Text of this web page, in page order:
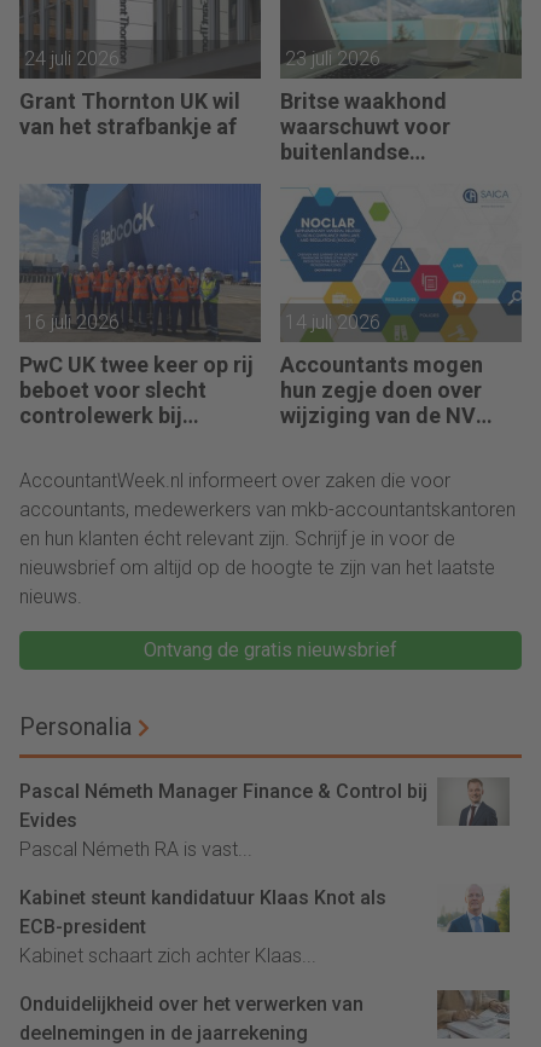
24 juli 2026
Grant Thornton UK wil
van het strafbankje af
23 juli 2026
Britse waakhond
waarschuwt voor
buitenlandse
kantoren
16 juli 2026
PwC UK twee keer op rij
beboet voor slecht
controlewerk bij
14 juli 2026
Accountants mogen
hun zegje doen over
wijziging van de NV
AccountantWeek.nl informeert over zaken die voor
accountants, medewerkers van mkb-accountantskantoren
en hun klanten écht relevant zijn. Schrijf je in voor de
nieuwsbrief om altijd op de hoogte te zijn van het laatste
nieuws.
Ontvang de gratis nieuwsbrief
Personalia
Pascal Németh Manager Finance & Control bij
Evides
Pascal Németh RA is vast...
Kabinet steunt kandidatuur Klaas Knot als
ECB-president
Kabinet schaart zich achter Klaas...
Onduidelijkheid over het verwerken van
deelnemingen in de jaarrekening